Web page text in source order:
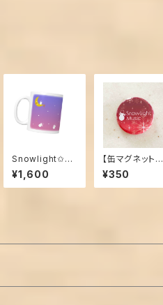
Snowlight✩マ
グカップ
¥1,600
【缶マグネット】S
nowlight Musi
c（赤）
¥350